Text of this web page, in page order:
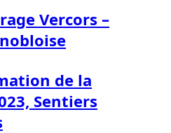
Vercors –
de la
Sentiers